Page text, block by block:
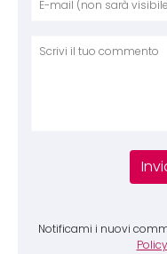
Notificami i nuovi
Policy